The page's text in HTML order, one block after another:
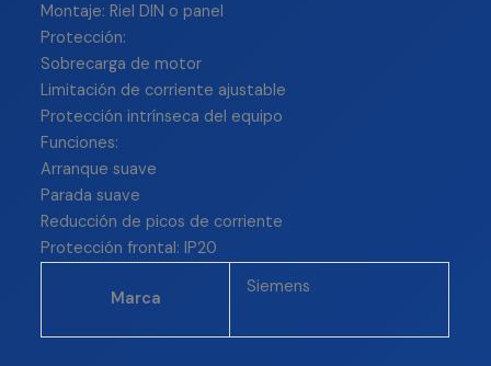
Montaje: Riel DIN o panel
Protección:
Sobrecarga de motor
Limitación de corriente ajustable
Protección intrínseca del equipo
Funciones:
Arranque suave
Parada suave
Reducción de picos de corriente
Protección frontal: IP20
Marca
Siemens